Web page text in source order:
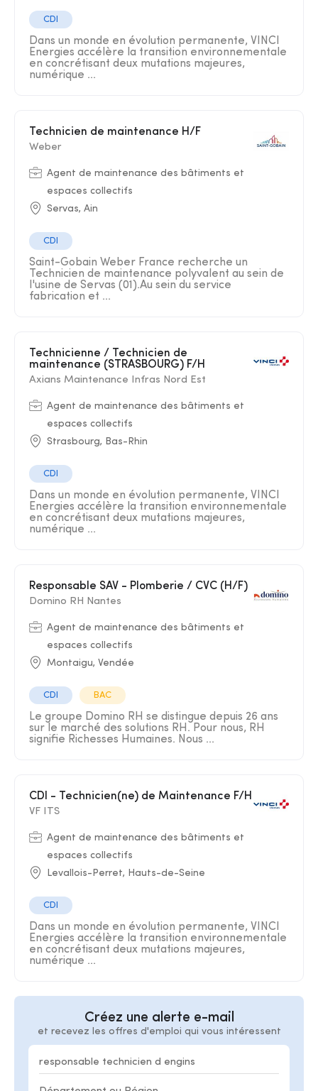
CDI
Dans un monde en évolution permanente, VINCI
Energies accélère la transition environnementale
en concrétisant deux mutations majeures,
numérique ...
Technicien de maintenance H/F
Weber
Agent de maintenance des bâtiments et
espaces collectifs
Servas, Ain
CDI
Saint-Gobain Weber France recherche un
Technicien de maintenance polyvalent au sein de
l'usine de Servas (01).Au sein du service
fabrication et ...
maintenance (STRASBOURG) F/H
Axians Maintenance Infras Nord Est
Agent de maintenance des bâtiments et
espaces collectifs
Strasbourg, Bas-Rhin
CDI
Dans un monde en évolution permanente, VINCI
Energies accélère la transition environnementale
en concrétisant deux mutations majeures,
numérique ...
Responsable SAV - Plomberie / CVC (H/F)
Domino RH Nantes
Agent de maintenance des bâtiments et
espaces collectifs
Montaigu, Vendée
CDI BAC
Le groupe Domino RH se distingue depuis 26 ans
sur le marché des solutions RH. Pour nous, RH
signifie Richesses Humaines. Nous ...
CDI - Technicien(ne) de Maintenance F/H
VF ITS
Agent de maintenance des bâtiments et
espaces collectifs
Levallois-Perret, Hauts-de-Seine
CDI
Dans un monde en évolution permanente, VINCI
Energies accélère la transition environnementale
en concrétisant deux mutations majeures,
numérique ...
Créez une alerte e-mail
et recevez les offres d'emploi qui vous intéressent